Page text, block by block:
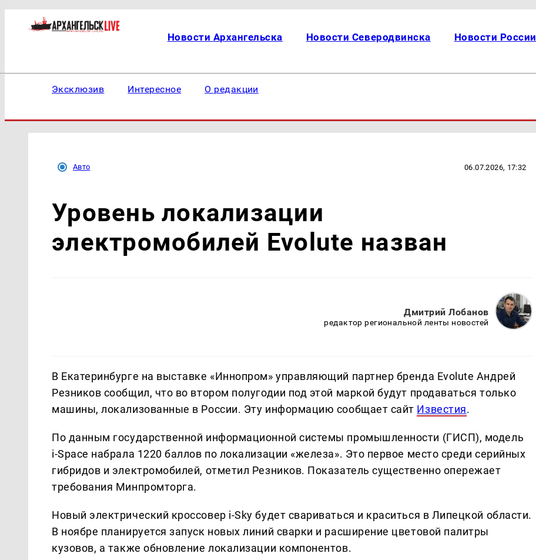
Новости Архангельска Новости Северодвинска Новости России
Эксклюзив Интересное О редакции
Авто 06.07.2026, 17:32
Уровень локализации
электромобилей Evolute назван
Дмитрий Лобанов
редактор региональной ленты новостей
В Екатеринбурге на выставке «Иннопром» управляющий партнер бренда Evolute Андрей
Резников сообщил, что во втором полугодии под этой маркой будут продаваться только
машины, локализованные в России. Эту информацию сообщает сайт Известия.
По данным государственной информационной системы промышленности (ГИСП), модель
i-Space набрала 1220 баллов по локализации «железа». Это первое место среди серийных
гибридов и электромобилей, отметил Резников. Показатель существенно опережает
требования Минпромторга.
Новый электрический кроссовер i-Sky будет свариваться и краситься в Липецкой области.
В ноябре планируется запуск новых линий сварки и расширение цветовой палитры
кузовов, а также обновление локализации компонентов.